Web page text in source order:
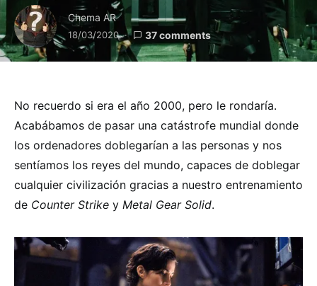
Chema AR
18/03/2020 37 comments
No recuerdo si era el año 2000, pero le rondaría.
Acabábamos de pasar una catástrofe mundial donde
los ordenadores doblegarían a las personas y nos
sentíamos los reyes del mundo, capaces de doblegar
cualquier civilización gracias a nuestro entrenamiento
de Counter Strike y Metal Gear Solid.